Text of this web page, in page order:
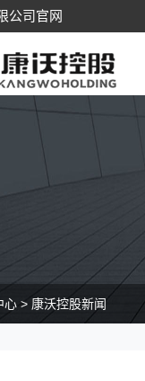
公司官网
心> 康沃控股新闻